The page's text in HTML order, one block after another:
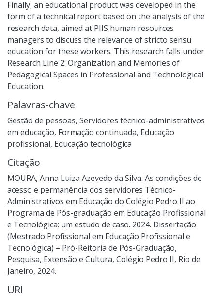
Finally, an educational product was developed in the
form of a technical report based on the analysis of the
research data, aimed at PIIS human resources
managers to discuss the relevance of stricto sensu
education for these workers. This research falls under
Research Line 2: Organization and Memories of
Pedagogical Spaces in Professional and Technological
Education.
Palavras-chave
Gestão de pessoas, Servidores técnico-administrativos
em educação, Formação continuada, Educação
profissional, Educação tecnológica
Citação
MOURA, Anna Luiza Azevedo da Silva. As condições de
acesso e permanência dos servidores Técnico-
Administrativos em Educação do Colégio Pedro II ao
Programa de Pós-graduação em Educação Profissional
e Tecnológica: um estudo de caso. 2024. Dissertação
(Mestrado Profissional em Educação Profissional e
Tecnológica) – Pró-Reitoria de Pós-Graduação,
Pesquisa, Extensão e Cultura, Colégio Pedro II, Rio de
Janeiro, 2024.
URI